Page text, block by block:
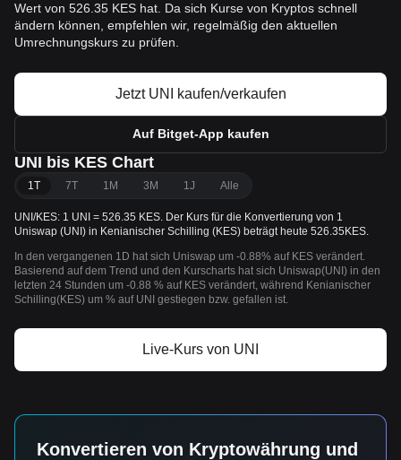
Wert von 526.35 KES hat. Da sich Kurse von Kryptos schnell
ändern können, empfehlen wir, regelmäßig den aktuellen
Umrechnungskurs zu prüfen.
Jetzt UNI kaufen/verkaufen
Auf Bitget-App kaufen
UNI bis KES Chart
1T 7T 1M 3M 1J Alle
UNI/KES: 1 UNI = 526.35 KES. Der Kurs für die Konvertierung von 1
Uniswap (UNI) in Kenianischer Schilling (KES) beträgt heute 526.35KES.
In den vergangenen 1D hat sich Uniswap um -0.88% auf KES verändert.
Basierend auf dem Trend und den Kurscharts hat sich Uniswap(UNI) in den
letzten 24 Stunden um -0.88 % auf KES verändert, während Kenianischer
Schilling(KES) um % auf UNI gestiegen bzw. gefallen ist.
Live-Kurs von UNI
Konvertieren von Kryptowährung und